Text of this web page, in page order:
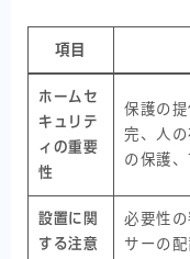
項目
ホームセ
キュリテ
ィの重要
性
保護の
完、人
の保護
設置に関
する注意
必要性
サーの